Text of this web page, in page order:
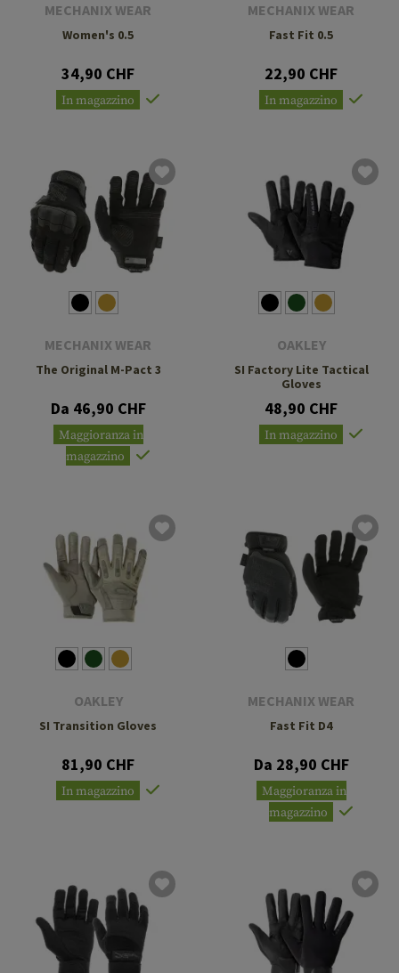
MECHANIX WEAR
Women's 0.5
34,90 CHF
In magazzino
MECHANIX WEAR
Fast Fit 0.5
22,90 CHF
In magazzino
MECHANIX WEAR
The Original M-Pact 3
Da 46,90 CHF
Maggioranza in
magazzino
OAKLEY
SI Factory Lite Tactical
Gloves
48,90 CHF
In magazzino
OAKLEY
SI Transition Gloves
81,90 CHF
In magazzino
MECHANIX WEAR
Fast Fit D4
Da 28,90 CHF
Maggioranza in
magazzino